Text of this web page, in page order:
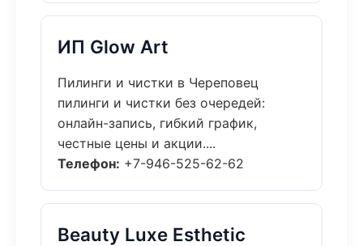
ИП Glow Art
Пилинги и чистки в Череповец
пилинги и чистки без очередей:
онлайн-запись, гибкий график,
честные цены и акции....
Телефон: +7-946-525-62-62
Beauty Luxe Esthetic